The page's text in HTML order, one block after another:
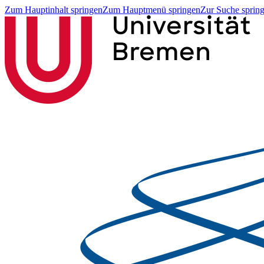
Zum Hauptinhalt springenZum Hauptmenü springenZur Suche